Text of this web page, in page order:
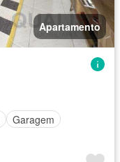
Apartamento
Garagem